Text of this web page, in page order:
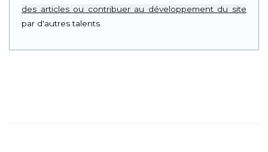
des articles ou contribuer au développement du site
par d'autres talents.